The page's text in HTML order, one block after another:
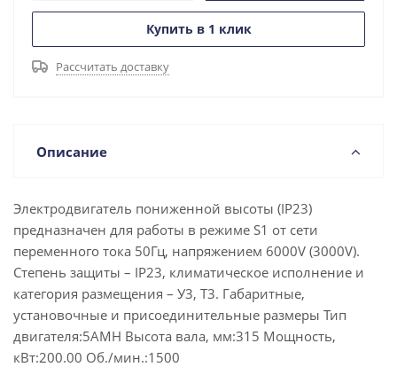
Купить в 1 клик
Рассчитать доставку
Описание
Электродвигатель пониженной высоты (IP23)
предназначен для работы в режиме S1 от сети
переменного тока 50Гц, напряжением 6000V (3000V).
Степень защиты – IP23, климатическое исполнение и
категория размещения – У3, Т3. Габаритные,
установочные и присоединительные размеры Тип
двигателя:5АМН Высота вала, мм:315 Мощность,
кВт:200.00 Об./мин.:1500